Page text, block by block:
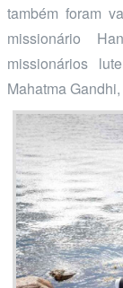
também foram
missionário
missionários
Mahatma